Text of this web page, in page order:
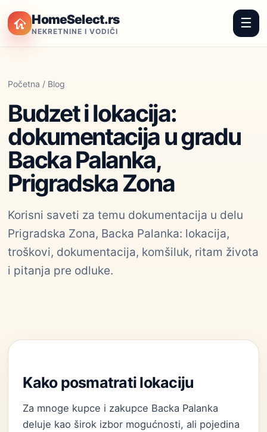
HomeSelect.rs
NEKRETNINE I VODIČI
☰
Početna / Blog
Budzet i lokacija:
dokumentacija u gradu
Backa Palanka,
Prigradska Zona
Korisni saveti za temu dokumentacija u delu
Prigradska Zona, Backa Palanka: lokacija,
troškovi, dokumentacija, komšiluk, ritam života
i pitanja pre odluke.
Kako posmatrati lokaciju
Za mnoge kupce i zakupce Backa Palanka
deluje kao širok izbor mogućnosti, ali pojedina